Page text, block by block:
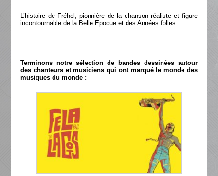
L’histoire de Fréhel, pionnière de la chanson réaliste et figure
incontournable de la Belle Epoque et des Années folles.
Terminons notre sélection de bandes dessinées autour
des chanteurs et musiciens qui ont marqué le monde des
musiques du monde :